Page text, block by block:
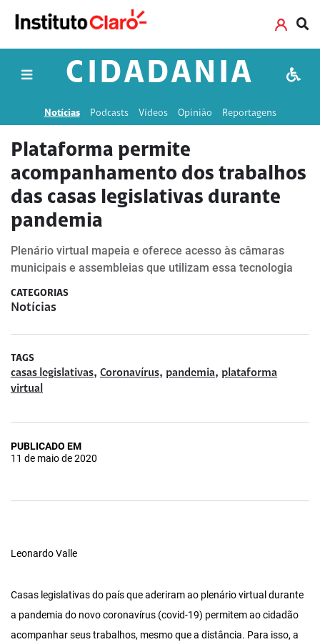
CIDADANIA
Notícias Podcasts Vídeos Opinião Reportagens
Plataforma permite
acompanhamento dos trabalhos
das casas legislativas durante
pandemia
Plenário virtual mapeia e oferece acesso às câmaras
municipais e assembleias que utilizam essa tecnologia
CATEGORIAS
Notícias
TAGS
casas legislativas, Coronavírus, pandemia, plataforma
virtual
PUBLICADO EM
11 de maio de 2020
Leonardo Valle
Casas legislativas do país que aderiram ao plenário virtual durante
a pandemia do novo coronavírus (covid-19) permitem ao cidadão
acompanhar seus trabalhos, mesmo que a distância. Para isso, a